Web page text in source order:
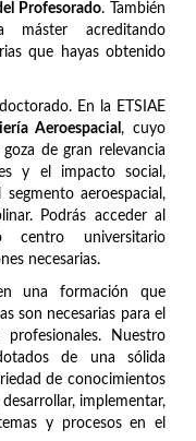
Profesorado. También
máster acreditando
que hayas obtenido
En la ETSIAE
Aeroespacial, cuyo
de gran relevancia
y el impacto social,
aeroespacial,
Podrás acceder al
centro universitario
necesarias.
una formación que
son necesarias para el
Nuestro
de una sólida
de conocimientos
implementar,
y procesos en el